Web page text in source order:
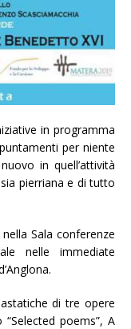
in programma
per niente
in quell’attività
pierriana e di tutto
Sala conferenze
nelle immediate
di tre opere
poems”, A